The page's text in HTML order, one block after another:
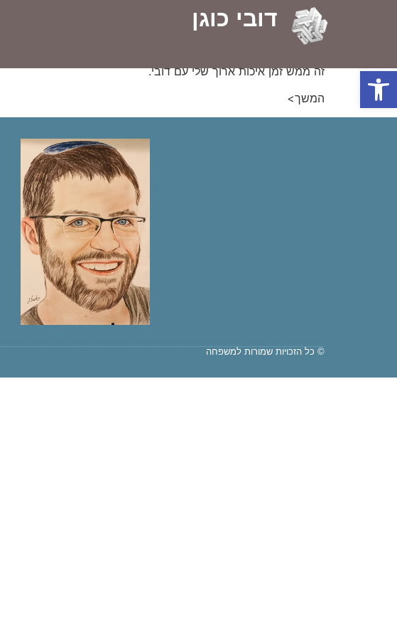
דובי כוגן
פעם אחרת הלכנו בחבורה קצת יותר מצומצמת. היינו זמן ארוך
היא בעצם הרפורמה המשפטית המדוברת, מה חושבים מי
אח"כ דיברנו על התקשורת ועל חוסר ההקשבה באולפנים (של כל
זה ממש זמן איכות ארוך שלי עם דובי.
המשך>
© כל הזכויות שמורות למשפחה
פתח סרגל נגישות